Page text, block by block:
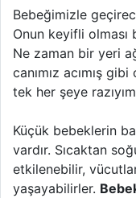
Bebeğimizle
Onun keyifli
Ne zaman bir yeri
canımız acımış
tek her şeye
Küçük bebeklerin
vardır. Sıcaktan
etkilenebilir,
yaşayabilirler.